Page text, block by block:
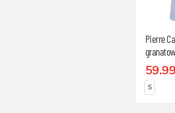
Pierre
S